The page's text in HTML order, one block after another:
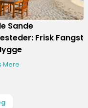
Sande
Frisk Fangst
Mere